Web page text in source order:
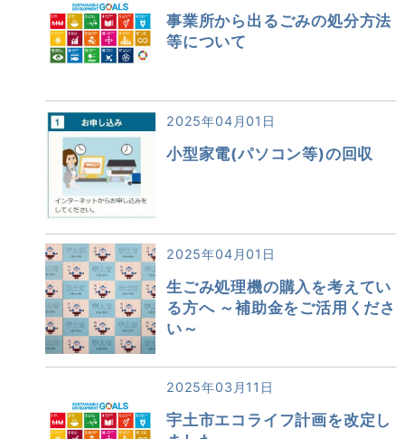
事業所から出るごみの処分方法
等について
2025年04月01日
小型家電(パソコン等)の回収
2025年04月01日
生ごみ処理機の購入を考えてい
る方へ ～補助金をご活用くださ
い～
2025年03月11日
宇土市エコライフ計画を改定し